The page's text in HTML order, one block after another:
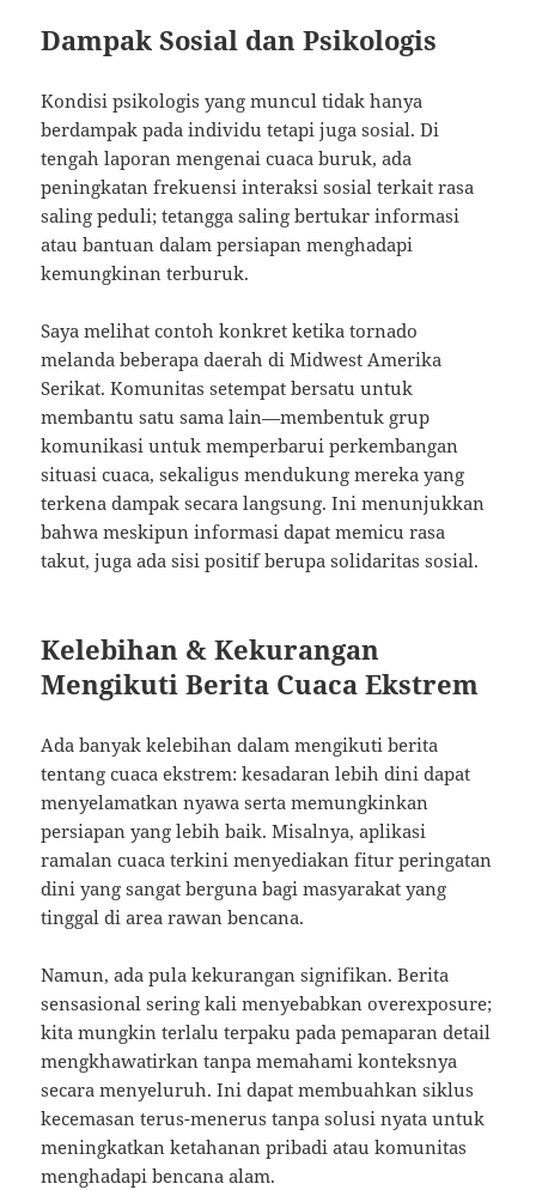
Dampak Sosial dan Psikologis
Kondisi psikologis yang muncul tidak hanya
berdampak pada individu tetapi juga sosial. Di
tengah laporan mengenai cuaca buruk, ada
peningkatan frekuensi interaksi sosial terkait rasa
saling peduli; tetangga saling bertukar informasi
atau bantuan dalam persiapan menghadapi
kemungkinan terburuk.
Saya melihat contoh konkret ketika tornado
melanda beberapa daerah di Midwest Amerika
Serikat. Komunitas setempat bersatu untuk
membantu satu sama lain—membentuk grup
komunikasi untuk memperbarui perkembangan
situasi cuaca, sekaligus mendukung mereka yang
terkena dampak secara langsung. Ini menunjukkan
bahwa meskipun informasi dapat memicu rasa
takut, juga ada sisi positif berupa solidaritas sosial.
Kelebihan & Kekurangan
Mengikuti Berita Cuaca Ekstrem
Ada banyak kelebihan dalam mengikuti berita
tentang cuaca ekstrem: kesadaran lebih dini dapat
menyelamatkan nyawa serta memungkinkan
persiapan yang lebih baik. Misalnya, aplikasi
ramalan cuaca terkini menyediakan fitur peringatan
dini yang sangat berguna bagi masyarakat yang
tinggal di area rawan bencana.
Namun, ada pula kekurangan signifikan. Berita
sensasional sering kali menyebabkan overexposure;
kita mungkin terlalu terpaku pada pemaparan detail
mengkhawatirkan tanpa memahami konteksnya
secara menyeluruh. Ini dapat membuahkan siklus
kecemasan terus-menerus tanpa solusi nyata untuk
meningkatkan ketahanan pribadi atau komunitas
menghadapi bencana alam.